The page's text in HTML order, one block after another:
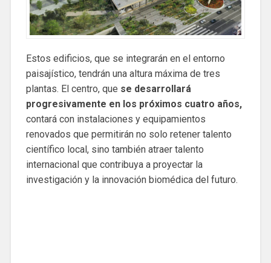
Estos edificios, que se integrarán en el entorno
paisajístico, tendrán una altura máxima de tres
plantas. El centro, que se desarrollará
progresivamente en los próximos cuatro años,
contará con instalaciones y equipamientos
renovados que permitirán no solo retener talento
científico local, sino también atraer talento
internacional que contribuya a proyectar la
investigación y la innovación biomédica del futuro.